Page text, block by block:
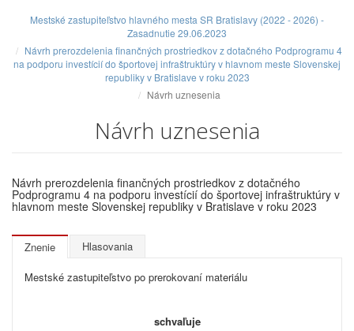
Mestské zastupiteľstvo hlavného mesta SR Bratislavy (2022 - 2026) -
Zasadnutie 29.06.2023
Návrh prerozdelenia finančných prostriedkov z dotačného Podprogramu 4
na podporu investícií do športovej infraštruktúry v hlavnom meste Slovenskej
republiky v Bratislave v roku 2023
Návrh uznesenia
Návrh uznesenia
Návrh prerozdelenia finančných prostriedkov z dotačného
Podprogramu 4 na podporu investícií do športovej infraštruktúry v
hlavnom meste Slovenskej republiky v Bratislave v roku 2023
Znenie Hlasovania
Mestské zastupiteľstvo po prerokovaní materiálu
schvaľuje